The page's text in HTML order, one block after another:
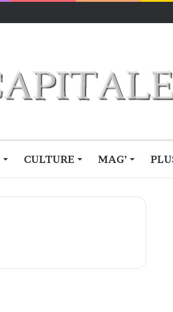
CULTURE MAG’